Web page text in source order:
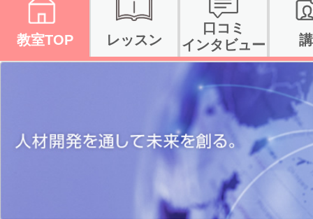
通信講座を
体験レッス
やりたいこ
特集をみる
教室TOP レッスン
口コミ
インタビュー